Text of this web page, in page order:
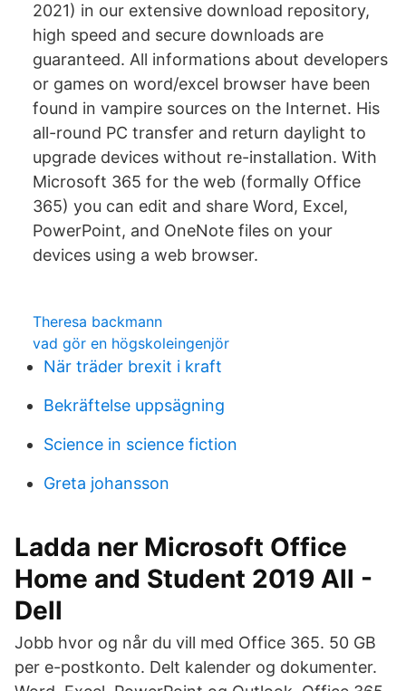
2021) in our extensive download repository,
high speed and secure downloads are
guaranteed. All informations about developers
or games on word/excel browser have been
found in vampire sources on the Internet. His
all-round PC transfer and return daylight to
upgrade devices without re-installation. With
Microsoft 365 for the web (formally Office
365) you can edit and share Word, Excel,
PowerPoint, and OneNote files on your
devices using a web browser.
Theresa backmann
vad gör en högskoleingenjör
När träder brexit i kraft
Bekräftelse uppsägning
Science in science fiction
Greta johansson
Ladda ner Microsoft Office
Home and Student 2019 All -
Dell
Jobb hvor og når du vill med Office 365. 50 GB
per e-postkonto. Delt kalender og dokumenter.